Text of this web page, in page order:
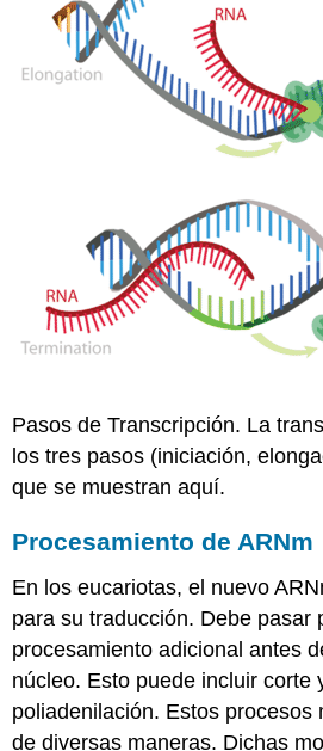
Pasos de Transcripción. La
los tres pasos (iniciación,
que se muestran aquí.
Procesamiento de ARNm
En los eucariotas, el nuevo
para su traducción. Debe pasar
procesamiento adicional antes
núcleo. Esto puede incluir corte
poliadenilación. Estos procesos
de diversas maneras. Dichas